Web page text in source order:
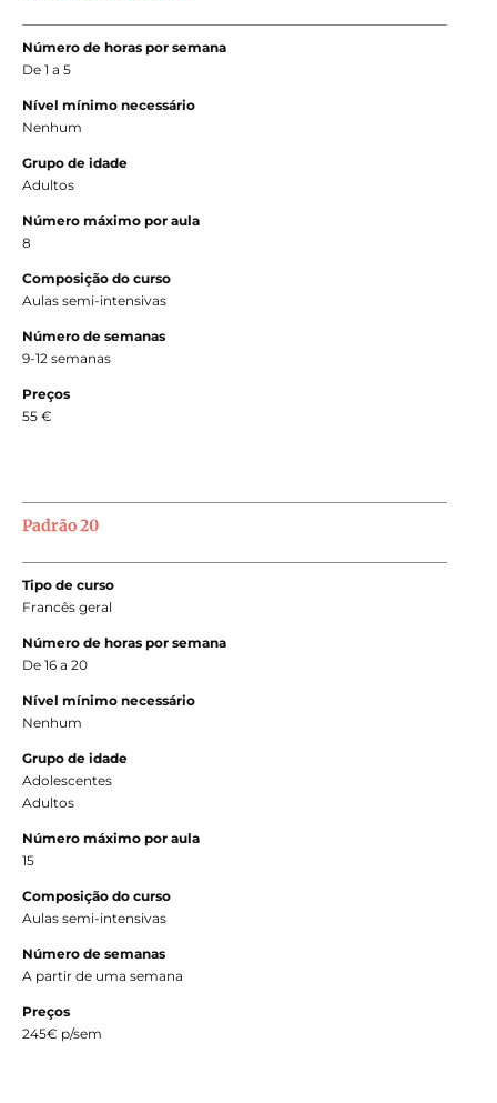
Número de horas por semana
De 1 a 5
Nível mínimo necessário
Nenhum
Grupo de idade
Adultos
Número máximo por aula
8
Composição do curso
Aulas semi-intensivas
Número de semanas
9-12 semanas
Preços
55 €
Padrão 20
Tipo de curso
Francês geral
Número de horas por semana
De 16 a 20
Nível mínimo necessário
Nenhum
Grupo de idade
Adolescentes
Adultos
Número máximo por aula
15
Composição do curso
Aulas semi-intensivas
Número de semanas
A partir de uma semana
Preços
245€ p/sem